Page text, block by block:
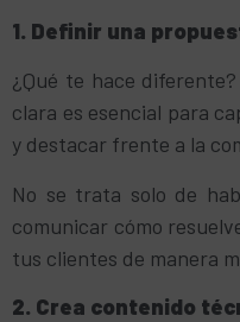
1. Definir una
¿Qué te hace
clara es esencial para
y destacar frente a la
No se trata solo de
comunicar cómo
tus clientes de manera
2. Crea contenido